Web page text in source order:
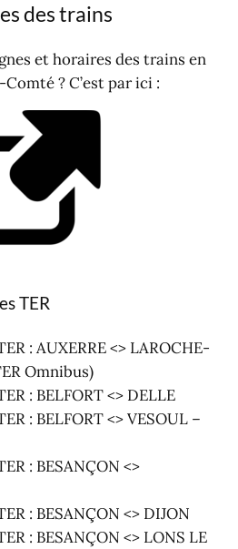
des trains
et horaires des trains en
? C’est par ici :
TER
: AUXERRE <> LAROCHE-
Omnibus)
: BELFORT <> DELLE
: BELFORT <> VESOUL –
: BESANÇON <>
: BESANÇON <> DIJON
: BESANÇON <> LONS LE